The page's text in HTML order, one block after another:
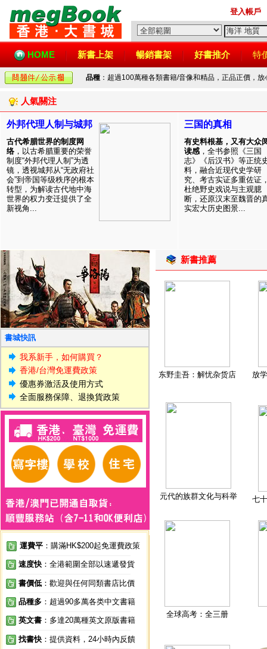
登入帳戶
HOME 新書上架 暢銷書架 好書推介 特
品種 ：超過100萬種各類書籍/音像和精品，正品正價，
人氣關注
外邦代理人制与城邦
古代希腊世界的制度网
络 ，以古希腊重要的荣誉
制度“外邦代理人制”为透
镜，透视城邦从“无政府社
会”到帝国等级秩序的根本
转型，为解读古代地中海
世界的权力变迁提供了全
新视角...
三国的真相
有史料根基，又有大众
读感 ，全书参照《三国
志》《后汉书》等正统
料，融合近现代史学研
究、考古实证多重佐证
杜绝野史戏说与主观臆
断，还原汉末至魏晋的
实宏大历史图景...
書城快訊
我系新手，如何購買？
香港/台灣免運費政策
優惠券激活及使用方式
全面服務保障、退換貨政策
運費平 ：購滿HK$200起免運費政策
速度快 ：全港範圍全部以速遞發貨
書價低 ：歡迎與任何同類書店比價
品種多 ：超過90多萬各类中文書籍
英文書 ：多達20萬種英文原版書籍
找書快 ：提供資料，24小時內反饋
新書推薦
东野圭吾：解忧杂货店 放
元代的族群文化与科举 七
全球高考：全三册